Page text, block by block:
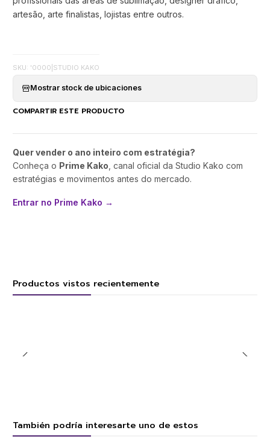
artesão, arte finalistas, lojistas entre outros.
SKU: '0000 STUDIO KAKO
Mostrar stock de ubicaciones
COMPARTIR ESTE PRODUCTO
Quer vender o ano inteiro com estratégia?
Conheça o Prime Kako , canal oficial da Studio Kako com
estratégias e movimentos antes do mercado.
Entrar no Prime Kako →
Productos vistos recientemente
También podría interesarte uno de estos